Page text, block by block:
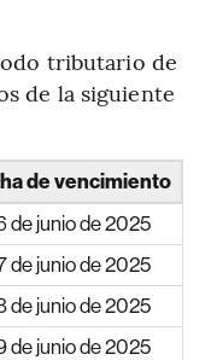
tributario de
de la siguiente
de vencimiento
de junio de 2025
de junio de 2025
de junio de 2025
de junio de 2025